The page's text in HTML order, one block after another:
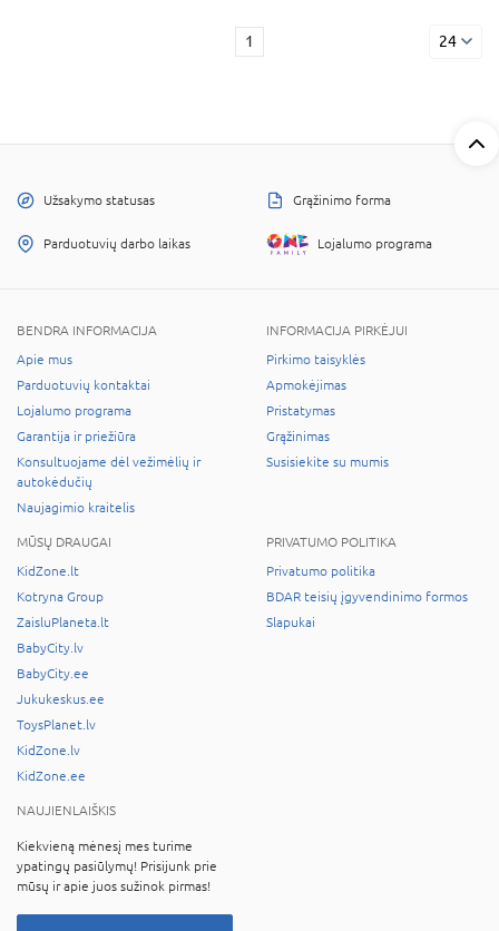
1 24
Užsakymo statusas Grąžinimo forma
Parduotuvių darbo laikas Lojalumo programa
BENDRA INFORMACIJA
Apie mus
Parduotuvių kontaktai
Lojalumo programa
Garantija ir priežiūra
Konsultuojame dėl vežimėlių ir
autokėdučių
Naujagimio kraitelis
INFORMACIJA PIRKĖJUI
Pirkimo taisyklės
Apmokėjimas
Pristatymas
Grąžinimas
Susisiekite su mumis
MŪSŲ DRAUGAI
KidZone.lt
Kotryna Group
ZaisluPlaneta.lt
BabyCity.lv
BabyCity.ee
Jukukeskus.ee
ToysPlanet.lv
KidZone.lv
KidZone.ee
PRIVATUMO POLITIKA
Privatumo politika
BDAR teisių įgyvendinimo formos
Slapukai
NAUJIENLAIŠKIS
Kiekvieną mėnesį mes turime
ypatingų pasiūlymų! Prisijunk prie
mūsų ir apie juos sužinok pirmas!